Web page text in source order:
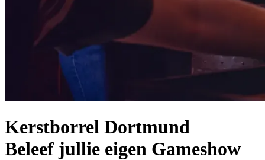
Kerstborrel Dortmund
Beleef jullie eigen Gameshow